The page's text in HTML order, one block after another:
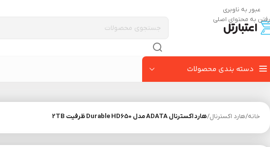
عبور به ناوبری
رفتن به محتوای اصلی
دسته بندی محصولات
خانه/هارد اکسترنال/هارد اکسترنال ADATA مدل Durable HD650 ظرفیت 2TB